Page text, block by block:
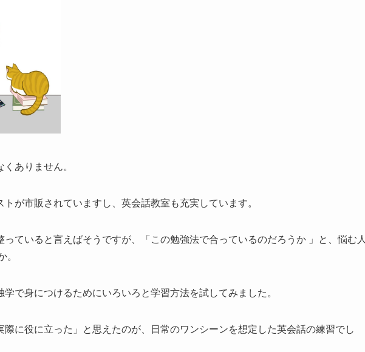
ありません。
が市販されていますし、英会話教室も充実しています。
ていると言えばそうですが、「この勉強法で合っているのだろうか 」と、悩む人
。
で身につけるためにいろいろと学習方法を試してみました。
際に役に立った」と思えたのが、日常のワンシーンを想定した英会話の練習でし